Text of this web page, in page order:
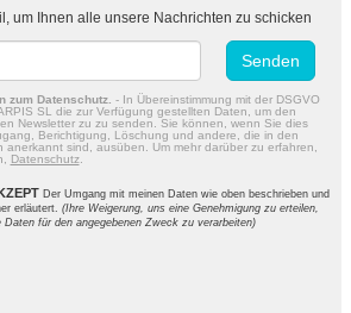
um Ihnen alle unsere Nachrichten zu schicken
zum Datenschutz. - In Übereinstimmung mit der DSGVO
SL die zur Verfügung gestellten Daten, um den
Newsletter zu zu senden. Sie können, wenn Sie dies
Berichtigung, Löschung und andere, die in den
sind, ausüben. Um mehr darüber zu erfahren,
Datenschutz.
Der Umgang mit meinen Daten wie oben beschrieben und
erläutert. (Ihre Weigerung, uns eine Genehmigung zu erteilen,
für den angegebenen Zweck zu verarbeiten)